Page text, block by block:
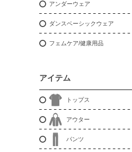
アンダーウェア
ダンスベーシックウェア
フェムケア/健康用品
アイテム
トップス
アウター
パンツ